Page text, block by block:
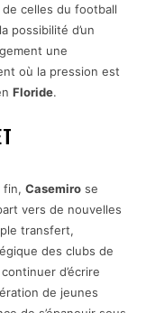
celles du football
possibilité d’un
une
où la pression est
Floride.
fin, Casemiro se
vers de nouvelles
transfert,
des clubs de
d’écrire
de jeunes